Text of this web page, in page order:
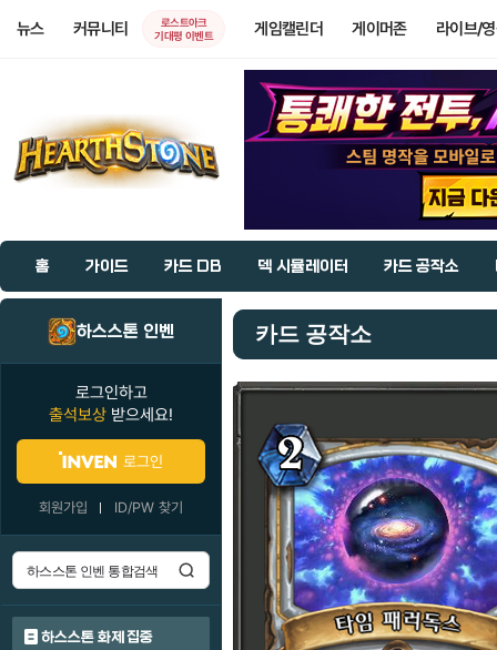
뉴스 커뮤니티
로스트아크
기대평 이벤트
게임캘린더 게이머존 라이브/
홈 가이드 카드 DB 덱 시뮬레이터 카드 공작소
하스스톤 인벤
로그인하고
출석보상 받으세요!
로그인
회원가입 ID/PW 찾기
하스스톤 화제 집중
카드 공작소